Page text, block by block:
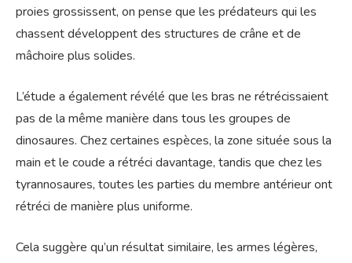
proies grossissent, on pense que les prédateurs qui les
chassent développent des structures de crâne et de
mâchoire plus solides.
L’étude a également révélé que les bras ne rétrécissaient
pas de la même manière dans tous les groupes de
dinosaures. Chez certaines espèces, la zone située sous la
main et le coude a rétréci davantage, tandis que chez les
tyrannosaures, toutes les parties du membre antérieur ont
rétréci de manière plus uniforme.
Cela suggère qu’un résultat similaire, les armes légères,